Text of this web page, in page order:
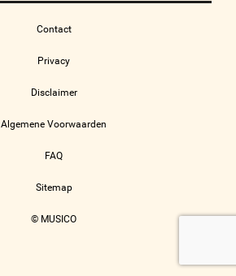
Contact
Privacy
Disclaimer
Algemene Voorwaarden
FAQ
Sitemap
© MUSICO